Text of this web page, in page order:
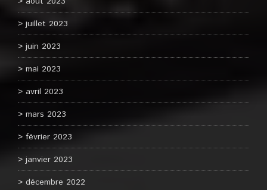
juillet 2023
juin 2023
mai 2023
avril 2023
mars 2023
février 2023
janvier 2023
décembre 2022